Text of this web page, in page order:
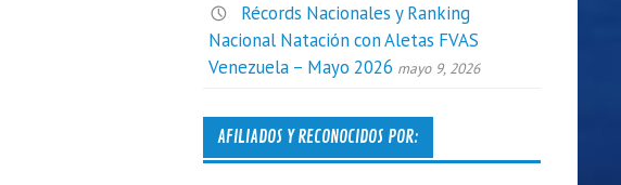
Récords Nacionales y Ranking
Nacional Natación con Aletas FVAS
Venezuela – Mayo 2026 mayo 9, 2026
AFILIADOS Y RECONOCIDOS POR: